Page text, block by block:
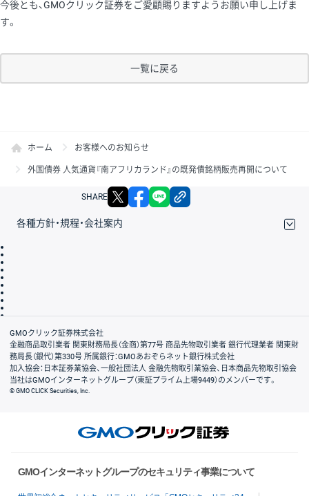
今後とも、GMOクリック証券をご愛顧賜りますようお願い申し上げま
す。
一覧に戻る
ホーム お客様へのお知らせ
外国債券 人気通貨『南アフリカランド』の既発債銘柄販売再開について
SHARE X facebook
各種方針・規程・会社案内
会社案内
GMOクリック証券株式会社
金融商品取引業者 関東財務局長（金商）第77号 商品先物取引業者 銀行代理業者 関東財
務局長（銀代）第330号 所属銀行：GMOあおぞらネット銀行株式会社
加入協会：日本証券業協会、一般社団法人 金融先物取引業協会、日本商品先物取引協会
当社はGMOインターネットグループ（東証プライム上場9449）のメンバーです。
© GMO CLICK Securities, Inc.
GMOインターネットグループのセキュリティ事業について